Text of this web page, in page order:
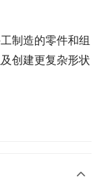
制造的零件和组
创建更复杂形状